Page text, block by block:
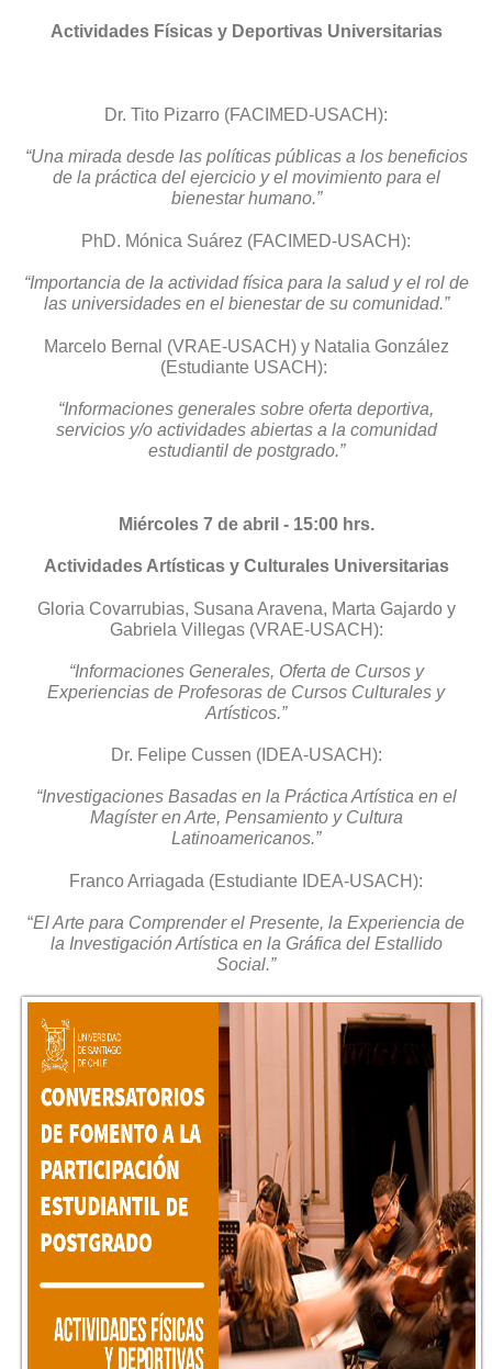
Actividades Físicas y Deportivas Universitarias
Dr. Tito Pizarro (FACIMED-USACH):
“Una mirada desde las políticas públicas a los beneficios
de la práctica del ejercicio y el movimiento para el
bienestar humano.”
PhD. Mónica Suárez (FACIMED-USACH):
“Importancia de la actividad física para la salud y el rol de
las universidades en el bienestar de su comunidad.”
Marcelo Bernal (VRAE-USACH) y Natalia González
(Estudiante USACH):
“Informaciones generales sobre oferta deportiva,
servicios y/o actividades abiertas a la comunidad
estudiantil de postgrado.”
Miércoles 7 de abril - 15:00 hrs.
Actividades Artísticas y Culturales Universitarias
Gloria Covarrubias, Susana Aravena, Marta Gajardo y
Gabriela Villegas (VRAE-USACH):
“Informaciones Generales, Oferta de Cursos y
Experiencias de Profesoras de Cursos Culturales y
Artísticos.”
Dr. Felipe Cussen (IDEA-USACH):
“Investigaciones Basadas en la Práctica Artística en el
Magíster en Arte, Pensamiento y Cultura
Latinoamericanos.”
Franco Arriagada (Estudiante IDEA-USACH):
“El Arte para Comprender el Presente, la Experiencia de
la Investigación Artística en la Gráfica del Estallido
Social.”